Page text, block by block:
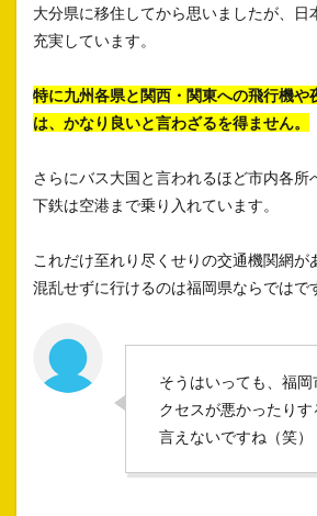
大分県に移住してから思いましたが、日
充実しています。
特に九州各県と関西・関東への飛行機や
は、かなり良いと言わざるを得ません。
さらにバス大国と言われるほど市内各所
下鉄は空港まで乗り入れています。
これだけ至れり尽くせりの交通機関網が
混乱せずに行けるのは福岡県ならではで
そうはいっても、福
クセスが悪かったり
言えないですね（笑）